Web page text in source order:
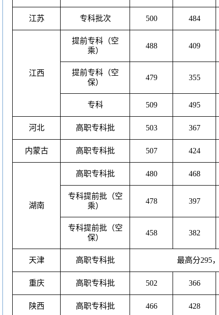
江苏 专科批次 500 484
江西
提前专科（空
乘）
488 409
提前专科（空
保）
479 355
专科 509 495
河北 高职专科批 503 367
内蒙古 高职专科批 507 424
湖南
高职专科批 480 468
专科提前批（空
乘）
478 397
专科提前批（空
保）
458 382
天津 高职专科批 最高分295
重庆 高职专科批 502 366
陕西 高职专科批 466 428